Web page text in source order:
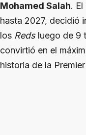
Mohamed Salah.
hasta 2027, decidió
los Redsluego de 9
convirtió en el
historia de la